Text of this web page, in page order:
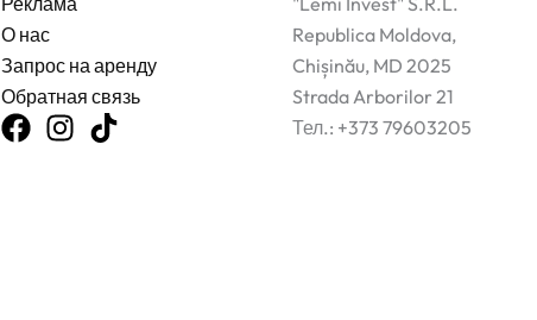
О нас
Запрос на аренду
Обратная связь
Republica Moldova,
Chișinău, MD 2025
Strada Arborilor 21
Тел.: +373 79603205